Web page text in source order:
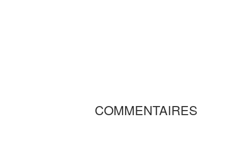
COMMENTAIRES